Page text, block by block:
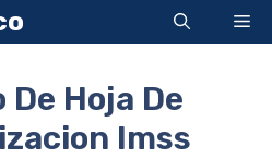
Hoja De
Imss